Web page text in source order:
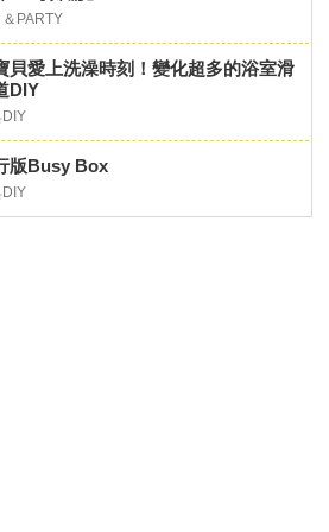
PARTY
貝愛上洗澡時刻！變化超多的浴室滑
DIY
版Busy Box